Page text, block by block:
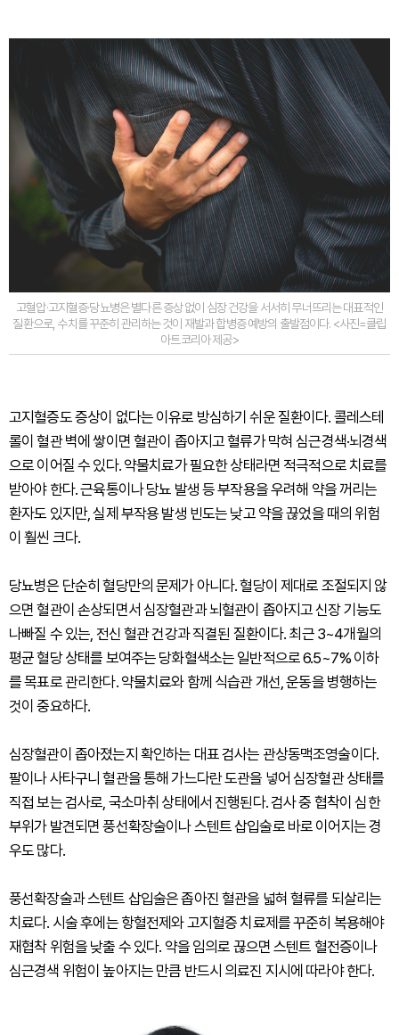
고혈압·고지혈증·당뇨병은 별다른 증상 없이 심장 건강을 서서히 무너뜨리는 대표적인
질환으로, 수치를 꾸준히 관리하는 것이 재발과 합병증 예방의 출발점이다. <사진=클립
아트코리아 제공>
고지혈증도 증상이 없다는 이유로 방심하기 쉬운 질환이다. 콜레스테
롤이 혈관 벽에 쌓이면 혈관이 좁아지고 혈류가 막혀 심근경색·뇌경색
으로 이어질 수 있다. 약물치료가 필요한 상태라면 적극적으로 치료를
받아야 한다. 근육통이나 당뇨 발생 등 부작용을 우려해 약을 꺼리는
환자도 있지만, 실제 부작용 발생 빈도는 낮고 약을 끊었을 때의 위험
이 훨씬 크다.
당뇨병은 단순히 혈당만의 문제가 아니다. 혈당이 제대로 조절되지 않
으면 혈관이 손상되면서 심장혈관과 뇌혈관이 좁아지고 신장 기능도
나빠질 수 있는, 전신 혈관 건강과 직결된 질환이다. 최근 3~4개월의
평균 혈당 상태를 보여주는 당화혈색소는 일반적으로 6.5~7% 이하
를 목표로 관리한다. 약물치료와 함께 식습관 개선, 운동을 병행하는
것이 중요하다.
심장혈관이 좁아졌는지 확인하는 대표 검사는 관상동맥조영술이다.
팔이나 사타구니 혈관을 통해 가느다란 도관을 넣어 심장혈관 상태를
직접 보는 검사로, 국소마취 상태에서 진행된다. 검사 중 협착이 심한
부위가 발견되면 풍선확장술이나 스텐트 삽입술로 바로 이어지는 경
우도 많다.
풍선확장술과 스텐트 삽입술은 좁아진 혈관을 넓혀 혈류를 되살리는
치료다. 시술 후에는 항혈전제와 고지혈증 치료제를 꾸준히 복용해야
재협착 위험을 낮출 수 있다. 약을 임의로 끊으면 스텐트 혈전증이나
심근경색 위험이 높아지는 만큼 반드시 의료진 지시에 따라야 한다.